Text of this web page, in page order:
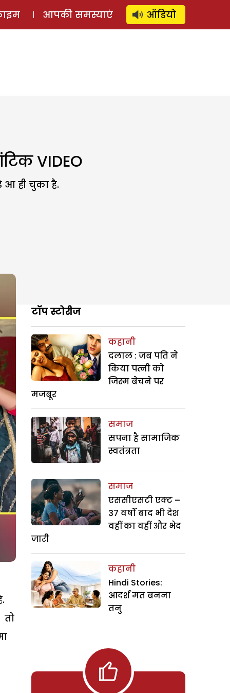
लॉग इन ⚲ SUBSCRIBE
आपकी समस्याएं ऑडियो
VIDEO
आ ही चुका है.
तो
टॉप स्टोरीज
कहानी
दलाल : जब पति ने
किया पत्नी को
जिस्म बेचने पर
मजबूर
समाज
सपना है सामाजिक
स्वतंत्रता
समाज
एससीएसटी एक्ट –
37 वर्षों बाद भी देश
वहीं का वहीं और भेद
जारी
कहानी
Hindi Stories:
आदर्श मत बनना
तनु